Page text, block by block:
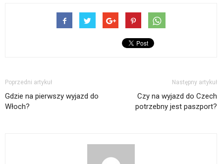
Poprzedni artykuł
Gdzie na pierwszy wyjazd do
Włoch?
Następny artykuł
Czy na wyjazd do Czech
potrzebny jest paszport?